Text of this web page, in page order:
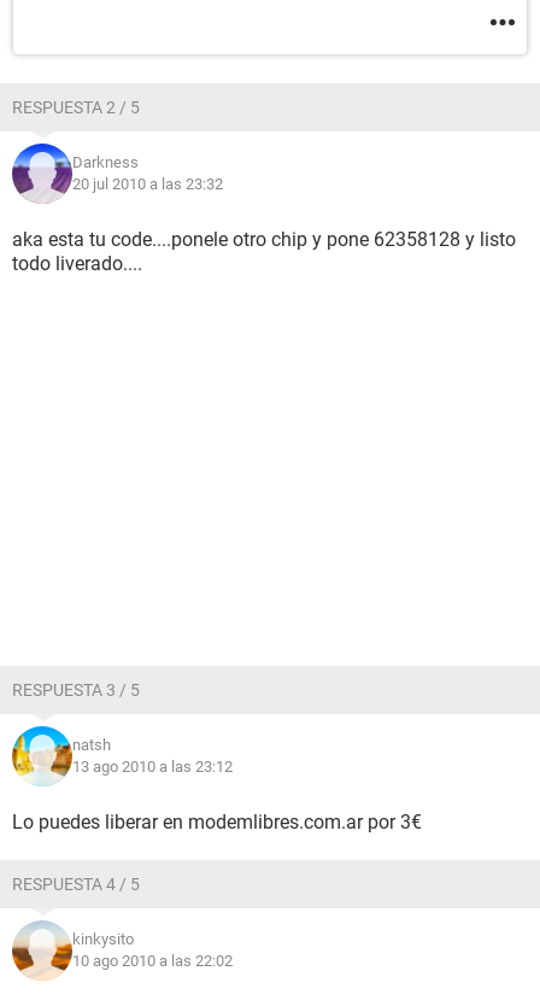
RESPUESTA 2 / 5
Darkness
20 jul 2010 a las 23:32
aka esta tu code....ponele otro chip y pone 62358128 y listo
todo liverado....
RESPUESTA 3 / 5
natsh
13 ago 2010 a las 23:12
Lo puedes liberar en modemlibres.com.ar por 3€
RESPUESTA 4 / 5
kinkysito
10 ago 2010 a las 22:02